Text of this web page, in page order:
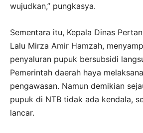
wujudkan,” pungkasya.
Sementara itu, Kepala Dinas
Lalu Mirza Amir Hamzah,
penyaluran pupuk bersubsidi
Pemerintah daerah haya
pengawasan. Namun demikian
pupuk di NTB tidak ada kendala,
lancar.